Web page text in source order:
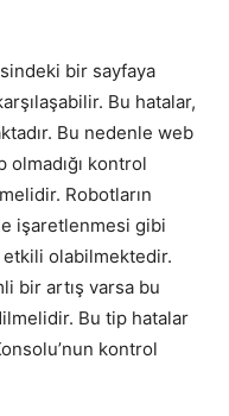
bir sayfaya
Bu hatalar,
Bu nedenle web
olmadığı kontrol
Robotların
işaretlenmesi gibi
etkili olabilmektedir.
bir artış varsa bu
Bu tip hatalar
kontrol